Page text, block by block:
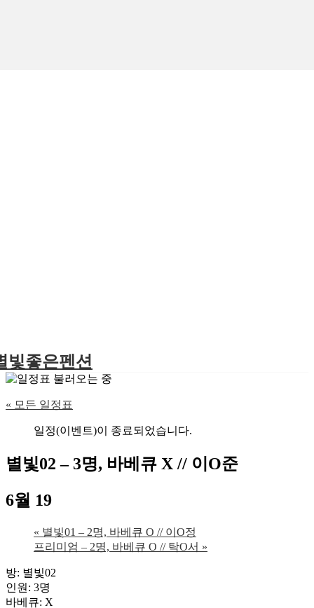
빛좋은펜션
« 모든 일정표
일정(이벤트)이 종료되었습니다.
별빛02 – 3명, 바베큐 X // 이O준
6월 19
« 별빛01 – 2명, 바베큐 O // 이O정
프리미엄 – 2명, 바베큐 O // 탁O서 »
방: 별빛02
인원: 3명
바베큐: X